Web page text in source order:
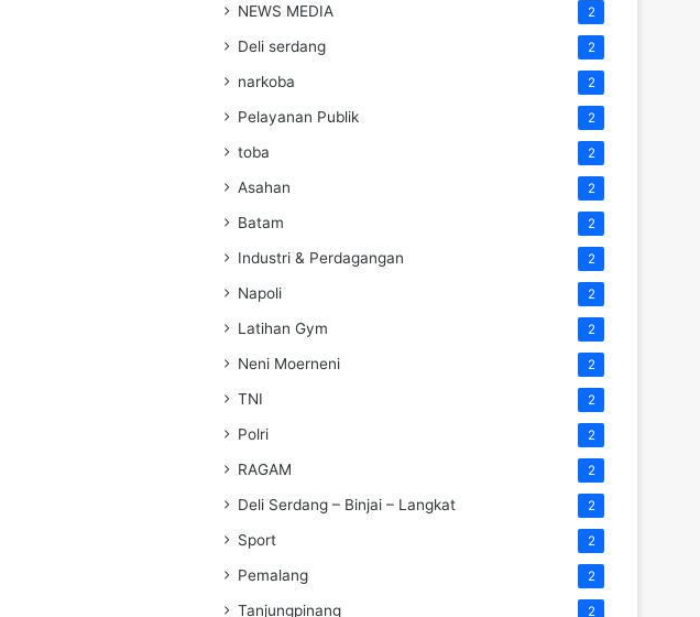
NEWS MEDIA 2
Deli serdang 2
narkoba 2
Pelayanan Publik 2
toba 2
Asahan 2
Batam 2
Industri & Perdagangan 2
Napoli 2
Latihan Gym 2
Neni Moerneni 2
TNI 2
Polri 2
RAGAM 2
Deli Serdang – Binjai – Langkat 2
Sport 2
Pemalang 2
Tanjungpinang 2